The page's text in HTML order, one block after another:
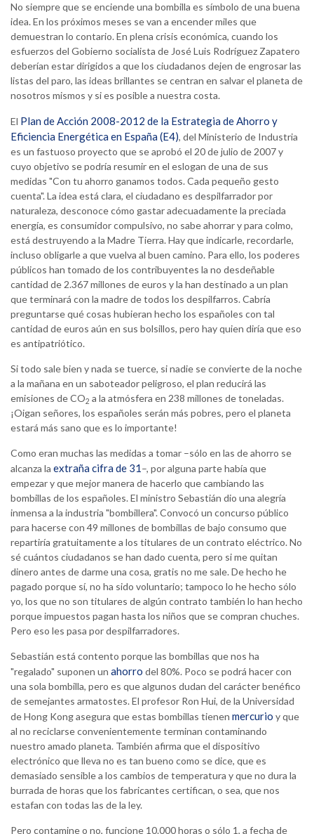
No siempre que se enciende una bombilla es símbolo de una buena
idea. En los próximos meses se van a encender miles que
demuestran lo contario. En plena crisis económica, cuando los
esfuerzos del Gobierno socialista de José Luis Rodríguez Zapatero
deberían estar dirigidos a que los ciudadanos dejen de engrosar las
listas del paro, las ideas brillantes se centran en salvar el planeta de
nosotros mismos y si es posible a nuestra costa.
El Plan de Acción 2008-2012 de la Estrategia de Ahorro y
Eficiencia Energética en España (E4), del Ministerio de Industria
es un fastuoso proyecto que se aprobó el 20 de julio de 2007 y
cuyo objetivo se podría resumir en el eslogan de una de sus
medidas "Con tu ahorro ganamos todos. Cada pequeño gesto
cuenta". La idea está clara, el ciudadano es despilfarrador por
naturaleza, desconoce cómo gastar adecuadamente la preciada
energía, es consumidor compulsivo, no sabe ahorrar y para colmo,
está destruyendo a la Madre Tierra. Hay que indicarle, recordarle,
incluso obligarle a que vuelva al buen camino. Para ello, los poderes
públicos han tomado de los contribuyentes la no desdeñable
cantidad de 2.367 millones de euros y la han destinado a un plan
que terminará con la madre de todos los despilfarros. Cabría
preguntarse qué cosas hubieran hecho los españoles con tal
cantidad de euros aún en sus bolsillos, pero hay quien diría que eso
es antipatriótico.
Si todo sale bien y nada se tuerce, si nadie se convierte de la noche
a la mañana en un saboteador peligroso, el plan reducirá las
emisiones de CO2 a la atmósfera en 238 millones de toneladas.
¡Oigan señores, los españoles serán más pobres, pero el planeta
estará más sano que es lo importante!
Como eran muchas las medidas a tomar –sólo en las de ahorro se
alcanza la extraña cifra de 31–, por alguna parte había que
empezar y que mejor manera de hacerlo que cambiando las
bombillas de los españoles. El ministro Sebastián dio una alegría
inmensa a la industria "bombillera". Convocó un concurso público
para hacerse con 49 millones de bombillas de bajo consumo que
repartiría gratuitamente a los titulares de un contrato eléctrico. No
sé cuántos ciudadanos se han dado cuenta, pero si me quitan
dinero antes de darme una cosa, gratis no me sale. De hecho he
pagado porque sí, no ha sido voluntario; tampoco lo he hecho sólo
yo, los que no son titulares de algún contrato también lo han hecho
porque impuestos pagan hasta los niños que se compran chuches.
Pero eso les pasa por despilfarradores.
Sebastián está contento porque las bombillas que nos ha
"regalado" suponen un ahorro del 80%. Poco se podrá hacer con
una sola bombilla, pero es que algunos dudan del carácter benéfico
de semejantes armatostes. El profesor Ron Hui, de la Universidad
de Hong Kong asegura que estas bombillas tienen mercurio y que
al no reciclarse convenientemente terminan contaminando
nuestro amado planeta. También afirma que el dispositivo
electrónico que lleva no es tan bueno como se dice, que es
demasiado sensible a los cambios de temperatura y que no dura la
burrada de horas que los fabricantes certifican, o sea, que nos
estafan con todas las de la ley.
Pero contamine o no, funcione 10.000 horas o sólo 1, a fecha de